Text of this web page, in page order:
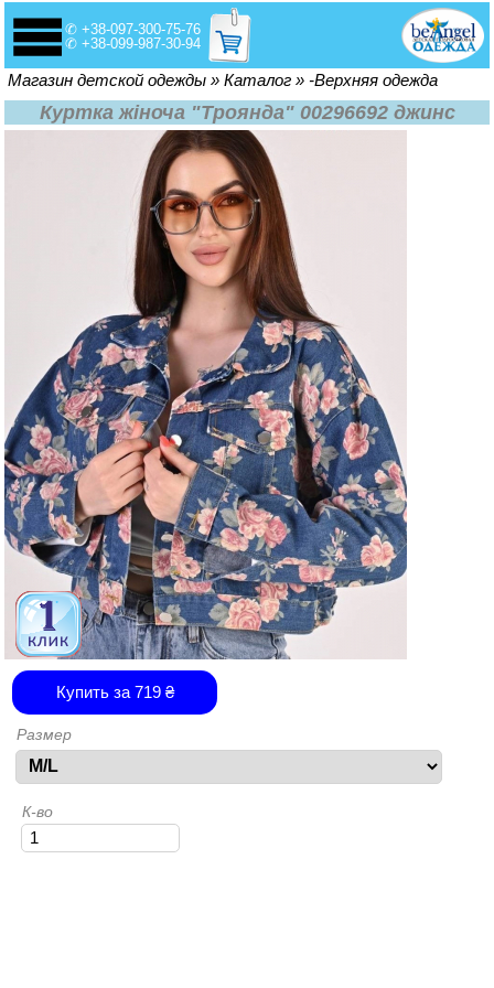
✆ +38-097-300-75-76
✆ +38-099-987-30-94
Вы здесь
Магазин детской одежды » Каталог » -Верхняя одежда
Куртка жіноча "Троянда" 00296692 джинс
Купить за 719₴
Размер
К-во